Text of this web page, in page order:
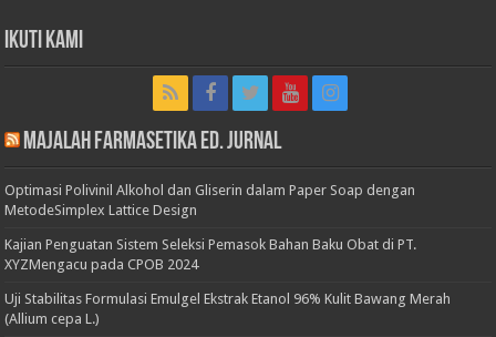
Ikuti Kami
Majalah Farmasetika Ed. Jurnal
Optimasi Polivinil Alkohol dan Gliserin dalam Paper Soap dengan
MetodeSimplex Lattice Design
Kajian Penguatan Sistem Seleksi Pemasok Bahan Baku Obat di PT.
XYZMengacu pada CPOB 2024
Uji Stabilitas Formulasi Emulgel Ekstrak Etanol 96% Kulit Bawang Merah
(Allium cepa L.)